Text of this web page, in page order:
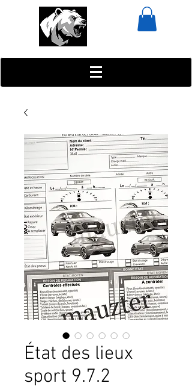
État des lieux
sport 9.7.2